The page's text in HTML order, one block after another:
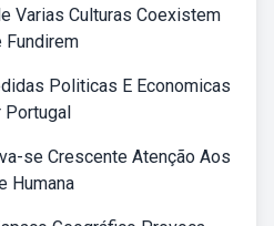
Varias Culturas Coexistem
Fundirem
Politicas E Economicas
Portugal
se Crescente Atenção Aos
Humana